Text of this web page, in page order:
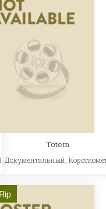
Totem
Документальный ,